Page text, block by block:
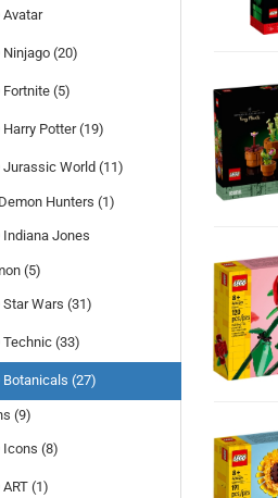
Avatar
Ninjago (20)
Fortnite (5)
Harry Potter (19)
Jurassic World (11)
Hunters (1)
Indiana Jones
(5)
Star Wars (31)
Technic (33)
Botanicals (27)
(9)
Icons (8)
(1)